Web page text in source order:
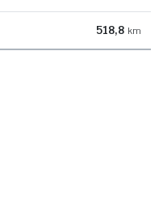
518,8 km